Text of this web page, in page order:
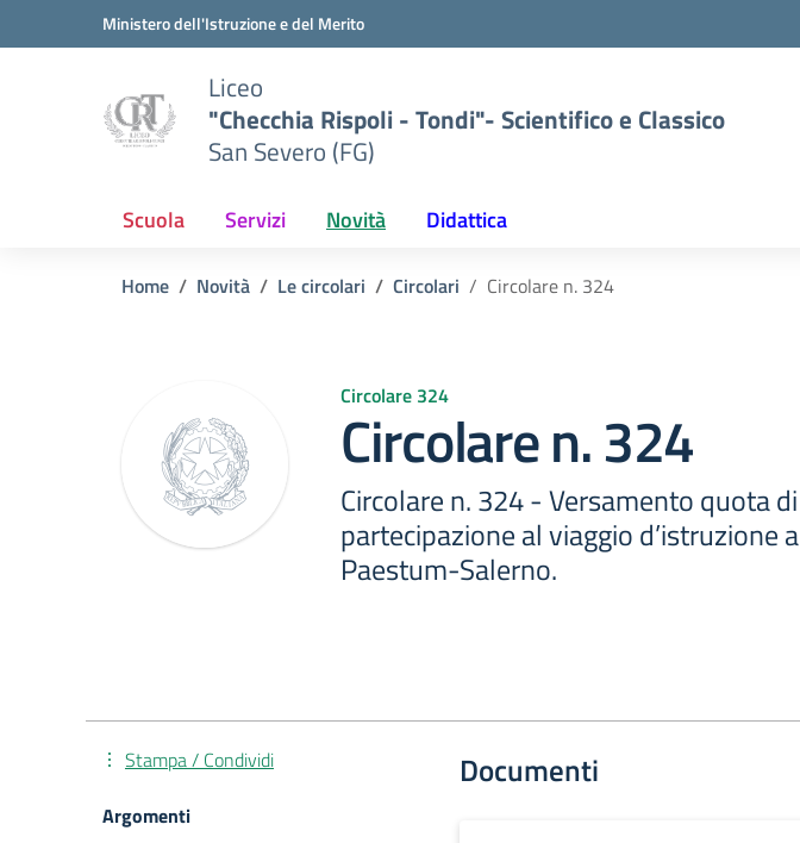
Vai ai contenuti
Vai al menu di navigazioneMinistero dell'Istruzione e del Merito
Liceo
"Checchia Rispoli - Tondi"- Scientifico e Classico
San Severo (FG)
Scuola Servizi Novità Didattica
Home Novità Le circolari Circolari Circolare n. 324
Circolare 324
Circolare n. 324
Circolare n. 324 - Versamento quota di
partecipazione al viaggio d’istruzione a
Paestum-Salerno.
Documenti
Stampa / Condividi
Argomenti